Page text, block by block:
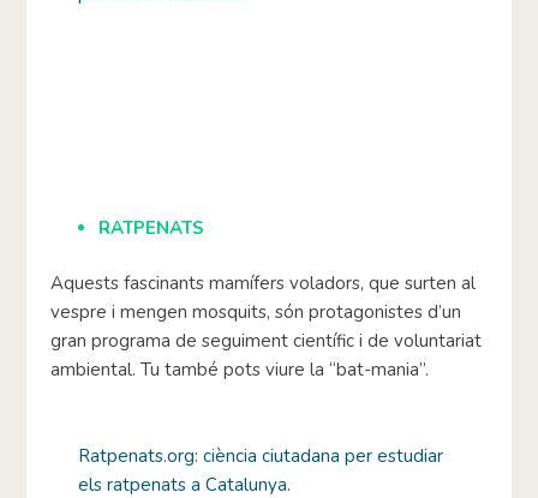
RATPENATS
Aquests fascinants mamífers voladors, que surten al
vespre i mengen mosquits, són protagonistes d’un
gran programa de seguiment científic i de voluntariat
ambiental. Tu també pots viure la “bat-mania”.
Ratpenats.org: ciència ciutadana per estudiar
els ratpenats a Catalunya.